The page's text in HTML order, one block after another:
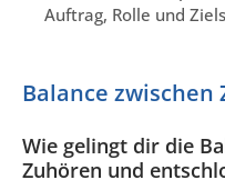
Auftrag, Rolle und
Balance
Wie gelingt dir die
Zuhören und